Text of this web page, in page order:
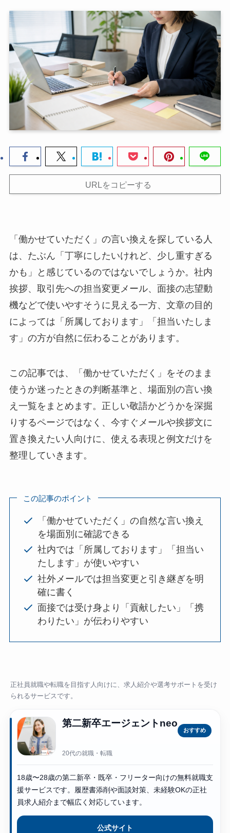
URLをコピーする
「働かせていただく」の言い換えを探している人
は、たぶん「丁寧にしたいけれど、少し重すぎる
かも」と感じているのではないでしょうか。社内
挨拶、取引先への担当変更メール、面接の志望動
機などで使いやすそうに見える一方、文章の目的
によっては「所属しております」「担当いたしま
す」の方が自然に伝わることがあります。
この記事では、「働かせていただく」をそのまま
使うか迷ったときの判断基準と、場面別の言い換
え一覧をまとめます。正しい敬語かどうかを深掘
りするページではなく、今すぐメールや挨拶文に
置き換えたい人向けに、使える表現と例文だけを
整理していきます。
この記事のポイント
「働かせていただく」の自然な言い換え
を場面別に確認できる
社内では「所属しております」「担当い
たします」が使いやすい
社外メールでは担当変更と引き継ぎを明
確に書く
面接では受け身より「貢献したい」「携
わりたい」が伝わりやすい
正社員就職や転職を目指す人向けに、求人紹介や選考サポートを受け
られるサービスです。
第二新卒エージェントneo
おすすめ
20代の就職・転職
18歳〜28歳の第二新卒・既卒・フリーター向けの無料就職支
援サービスです。履歴書添削や面談対策、未経験OKの正社
員求人紹介まで幅広く対応しています。
公式サイト